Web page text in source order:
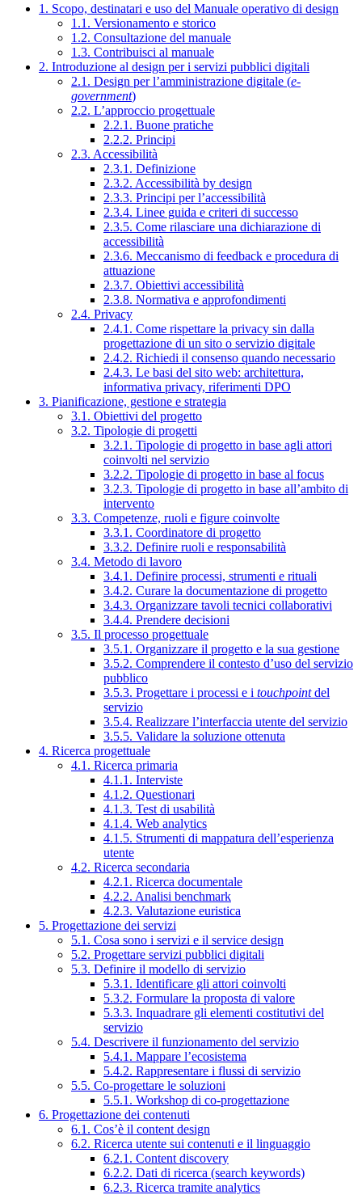
1. Scopo, destinatari e uso del Manuale operativo di design
1.1. Versionamento e storico
1.2. Consultazione del manuale
1.3. Contribuisci al manuale
2. Introduzione al design per i servizi pubblici digitali
2.1. Design per l’amministrazione digitale (e-
government)
2.2. L’approccio progettuale
2.2.1. Buone pratiche
2.2.2. Principi
2.3. Accessibilità
2.3.1. Definizione
2.3.2. Accessibilità by design
2.3.3. Principi per l’accessibilità
2.3.4. Linee guida e criteri di successo
2.3.5. Come rilasciare una dichiarazione di
accessibilità
2.3.6. Meccanismo di feedback e procedura di
attuazione
2.3.7. Obiettivi accessibilità
2.3.8. Normativa e approfondimenti
2.4. Privacy
2.4.1. Come rispettare la privacy sin dalla
progettazione di un sito o servizio digitale
2.4.2. Richiedi il consenso quando necessario
2.4.3. Le basi del sito web: architettura,
informativa privacy, riferimenti DPO
3. Pianificazione, gestione e strategia
3.1. Obiettivi del progetto
3.2. Tipologie di progetti
3.2.1. Tipologie di progetto in base agli attori
coinvolti nel servizio
3.2.2. Tipologie di progetto in base al focus
3.2.3. Tipologie di progetto in base all’ambito di
intervento
3.3. Competenze, ruoli e figure coinvolte
3.3.1. Coordinatore di progetto
3.3.2. Definire ruoli e responsabilità
3.4. Metodo di lavoro
3.4.1. Definire processi, strumenti e rituali
3.4.2. Curare la documentazione di progetto
3.4.3. Organizzare tavoli tecnici collaborativi
3.4.4. Prendere decisioni
3.5. Il processo progettuale
3.5.1. Organizzare il progetto e la sua gestione
3.5.2. Comprendere il contesto d’uso del servizio
pubblico
3.5.3. Progettare i processi e i touchpointdel
servizio
3.5.4. Realizzare l’interfaccia utente del servizio
3.5.5. Validare la soluzione ottenuta
4. Ricerca progettuale
4.1. Ricerca primaria
4.1.1. Interviste
4.1.2. Questionari
4.1.3. Test di usabilità
4.1.4. Web analytics
4.1.5. Strumenti di mappatura dell’esperienza
utente
4.2. Ricerca secondaria
4.2.1. Ricerca documentale
4.2.2. Analisi benchmark
4.2.3. Valutazione euristica
5. Progettazione dei servizi
5.1. Cosa sono i servizi e il service design
5.2. Progettare servizi pubblici digitali
5.3. Definire il modello di servizio
5.3.1. Identificare gli attori coinvolti
5.3.2. Formulare la proposta di valore
5.3.3. Inquadrare gli elementi costitutivi del
servizio
5.4. Descrivere il funzionamento del servizio
5.4.1. Mappare l’ecosistema
5.4.2. Rappresentare i flussi di servizio
5.5. Co-progettare le soluzioni
5.5.1. Workshop di co-progettazione
6. Progettazione dei contenuti
6.1. Cos’è il content design
6.2. Ricerca utente sui contenuti e il linguaggio
6.2.1. Content discovery
6.2.2. Dati di ricerca (search keywords)
6.2.3. Ricerca tramite analytics